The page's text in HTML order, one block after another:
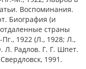
Воспоминания.
Биография (и
страны
1922 (Л., 1928; Л.,
Л. Радлов. Г. Г. Шпет.
1991.